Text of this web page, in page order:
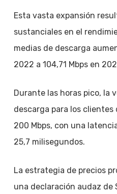
Esta vasta expansión
sustanciales en el
medias de descarga
2022 a 104,71 Mbps en
Durante las horas pico, la
descarga para los clientes
200 Mbps, con una
25,7 milisegundos.
La estrategia de precios
una declaración audaz de